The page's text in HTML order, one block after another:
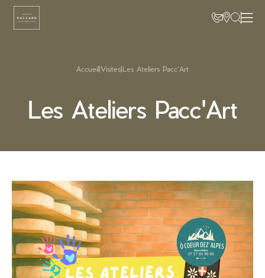
Accueil Visites Les Ateliers Pacc’Art
Les Ateliers Pacc'Art